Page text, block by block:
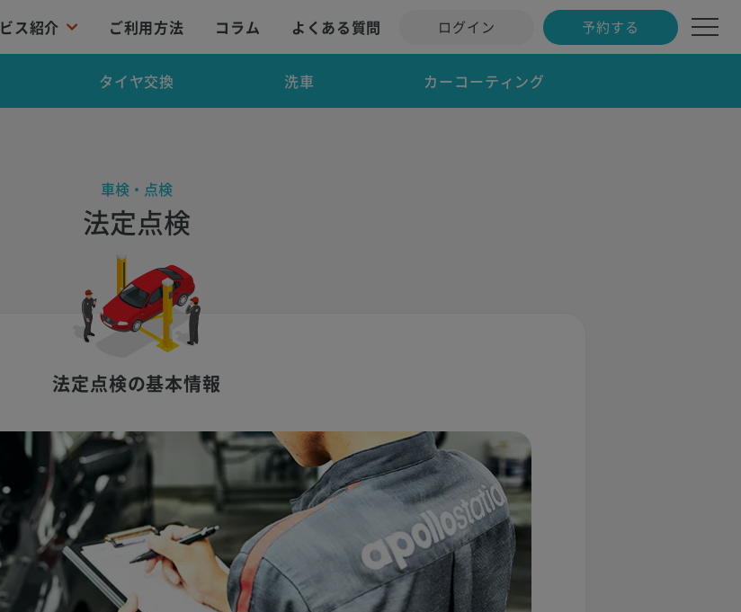
ス紹介 ご利用方法 コラム よくある質問 ログイン 予約する
タイヤ交換 洗車 カーコーティング
車検・点検
法定点検
法定点検の基本情報